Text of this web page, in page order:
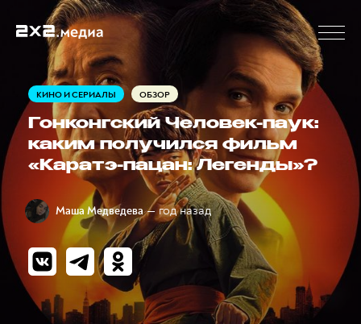
КИНО И СЕРИАЛЫ ОБЗОР
Гонконгский Человек-паук:
каким получился фильм
«Каратэ-пацан: Легенды»?
Маша Медведева — год назад